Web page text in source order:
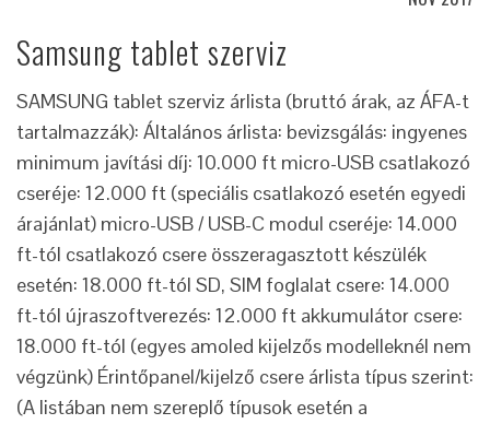
Samsung tablet szerviz
SAMSUNG tablet szerviz árlista (bruttó árak, az ÁFA-t
tartalmazzák): Általános árlista: bevizsgálás: ingyenes
minimum javítási díj: 10.000 ft micro-USB csatlakozó
cseréje: 12.000 ft (speciális csatlakozó esetén egyedi
árajánlat) micro-USB / USB-C modul cseréje: 14.000
ft-tól csatlakozó csere összeragasztott készülék
esetén: 18.000 ft-tól SD, SIM foglalat csere: 14.000
ft-tól újraszoftverezés: 12.000 ft akkumulátor csere:
18.000 ft-tól (egyes amoled kijelzős modelleknél nem
végzünk) Érintőpanel/kijelző csere árlista típus szerint:
(A listában nem szereplő típusok esetén a